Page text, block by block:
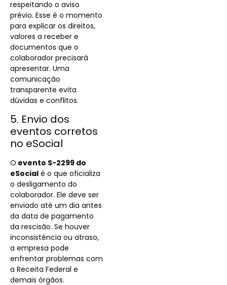
respeitando o aviso
prévio. Esse é o momento
para explicar os direitos,
valores a receber e
documentos que o
colaborador precisará
apresentar. Uma
comunicação
transparente evita
dúvidas e conflitos.
5. Envio dos
eventos corretos
no eSocial
O evento S-2299 do
eSocial é o que oficializa
o desligamento do
colaborador. Ele deve ser
enviado até um dia antes
da data de pagamento
da rescisão. Se houver
inconsistência ou atraso,
a empresa pode
enfrentar problemas com
a Receita Federal e
demais órgãos.